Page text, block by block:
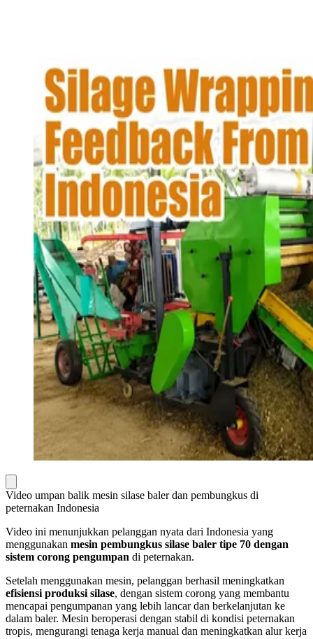
Video umpan balik mesin silase baler dan pembungkus di
peternakan Indonesia
Video ini menunjukkan pelanggan nyata dari Indonesia yang
menggunakan mesin pembungkus silase baler tipe 70 dengan
sistem corong pengumpan di peternakan.
Setelah menggunakan mesin, pelanggan berhasil meningkatkan
efisiensi produksi silase, dengan sistem corong yang membantu
mencapai pengumpanan yang lebih lancar dan berkelanjutan ke
dalam baler. Mesin beroperasi dengan stabil di kondisi peternakan
tropis, mengurangi tenaga kerja manual dan meningkatkan alur kerja